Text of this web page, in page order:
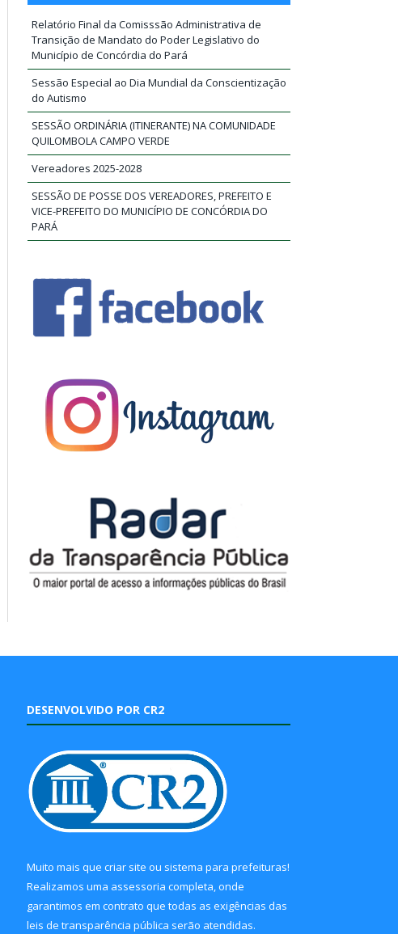
Relatório Final da Comisssão Administrativa de
Transição de Mandato do Poder Legislativo do
Município de Concórdia do Pará
Sessão Especial ao Dia Mundial da Conscientização
do Autismo
SESSÃO ORDINÁRIA (ITINERANTE) NA COMUNIDADE
QUILOMBOLA CAMPO VERDE
Vereadores 2025-2028
SESSÃO DE POSSE DOS VEREADORES, PREFEITO E
VICE-PREFEITO DO MUNICÍPIO DE CONCÓRDIA DO
PARÁ
DESENVOLVIDO POR CR2
Muito mais que criar site ou sistema para prefeituras!
Realizamos uma assessoria completa, onde
garantimos em contrato que todas as exigências das
leis de transparência pública serão atendidas.